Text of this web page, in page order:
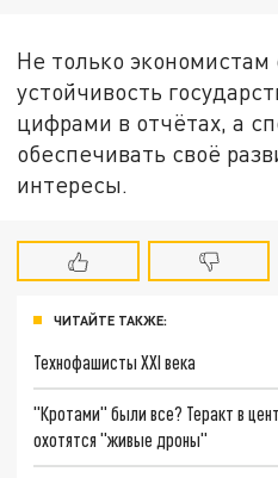
Не только экономистам
устойчивость
цифрами в отчётах, а
обеспечивать своё
интересы.
ЧИТАЙТЕ ТАКЖЕ:
Технофашисты XXI века
"Кротами" были все? Теракт в
охотятся "живые дроны"